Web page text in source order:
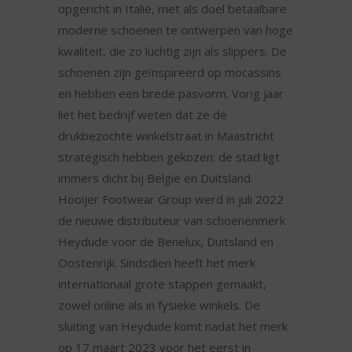
opgericht in Italië, met als doel betaalbare
moderne schoenen te ontwerpen van hoge
kwaliteit, die zo luchtig zijn als slippers. De
schoenen zijn geïnspireerd op mocassins
en hebben een brede pasvorm. Vorig jaar
liet het bedrijf weten dat ze de
drukbezochte winkelstraat in Maastricht
strategisch hebben gekozen: de stad ligt
immers dicht bij België en Duitsland.
Hooijer Footwear Group werd in juli 2022
de nieuwe distributeur van schoenenmerk
Heydude voor de Benelux, Duitsland en
Oostenrijk. Sindsdien heeft het merk
internationaal grote stappen gemaakt,
zowel online als in fysieke winkels. De
sluiting van Heydude komt nadat het merk
op 17 maart 2023 voor het eerst in